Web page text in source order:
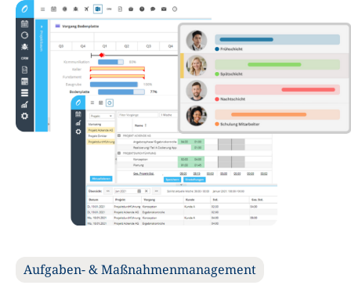
Aufgaben- & Maßnahmenmanagement